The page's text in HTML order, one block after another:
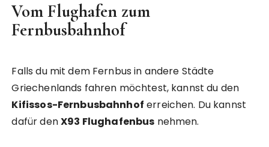
Vom Flughafen zum
Fernbusbahnhof
Falls du mit dem Fernbus in andere Städte
Griechenlands fahren möchtest, kannst du den
Kifissos-Fernbusbahnhof erreichen. Du kannst
dafür denX93 Flughafenbus nehmen.